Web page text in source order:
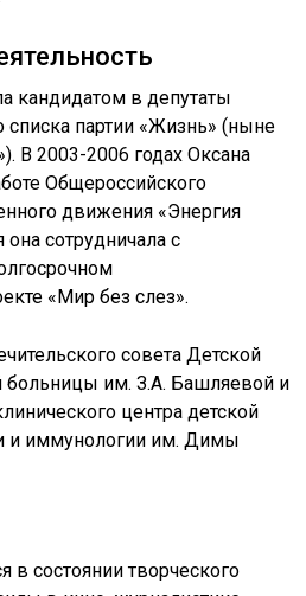
кандидатом в депутаты
партии «Жизнь» (ныне
В 2003-2006 годах Оксана
Общероссийского
движения «Энергия
сотрудничала с
«Мир без слез».
совета Детской
больницы им. З.А. Башляевой и
центра детской
и иммунологии им. Димы
в состоянии творческого